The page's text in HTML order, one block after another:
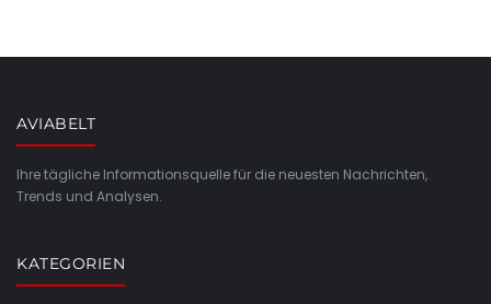
AVIABELT
Ihre tägliche Informationsquelle für die neuesten Nachrichten,
Trends und Analysen.
KATEGORIEN